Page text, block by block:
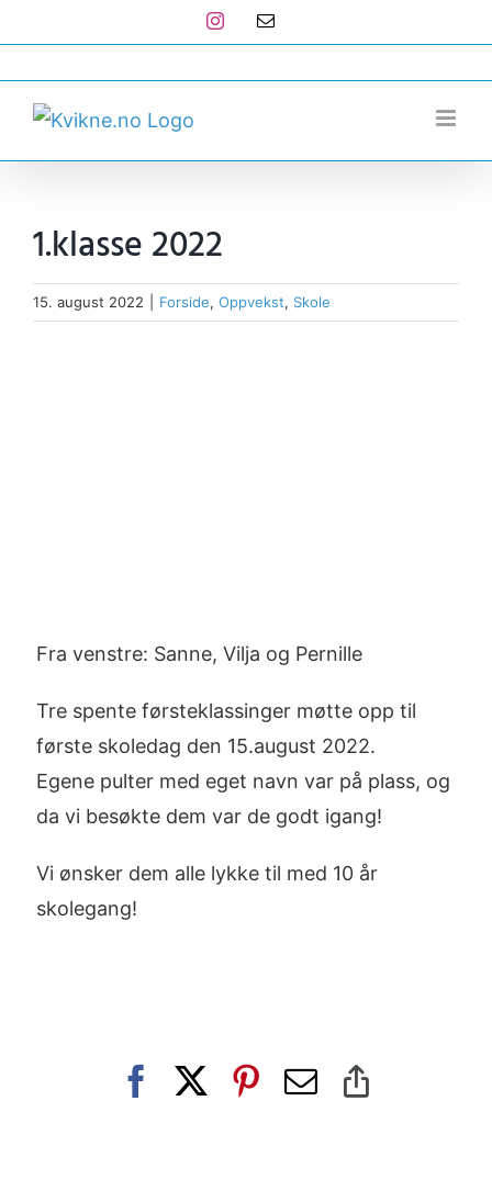
to
content
Instagram
E-
1.klasse 2022
15. august 2022 Forside, Oppvekst, Skole
Fra venstre: Sanne, Vilja og Pernille
Tre spente førsteklassinger møtte opp til
første skoledag den 15.august 2022.
Egene pulter med eget navn var på plass, og
da vi besøkte dem var de godt igang!
Vi ønsker dem alle lykke til med 10 år
skolegang!
Facebook Pinterest
E-